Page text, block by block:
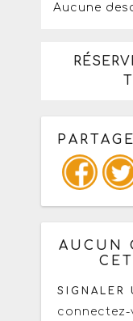
Aucune
Copiez
: mail
AUCUN
SIGNALER
connectez-